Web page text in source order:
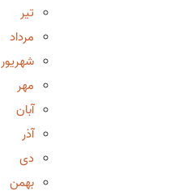
تیر
مرداد
شهریور
مهر
آبان
آذر
دی
بهمن